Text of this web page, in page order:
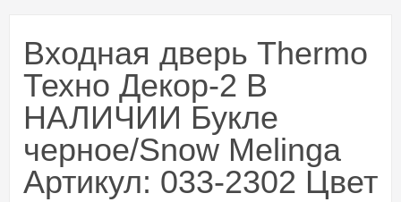
Входная дверь Thermo
Техно Декор-2 В
НАЛИЧИИ Букле
черное/Snow Melinga
Артикул: 033-2302 Цвет